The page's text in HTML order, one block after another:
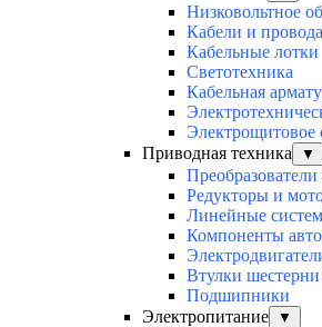
Низковольтное
Кабели и провода
Кабельные лотки
Светотехника
Кабельная
Электрощитовое
Приводная техника
▼
Преобразователи
Редукторы и
Линейные
Компоненты
Втулки
Подшипники
Электропитание
▼